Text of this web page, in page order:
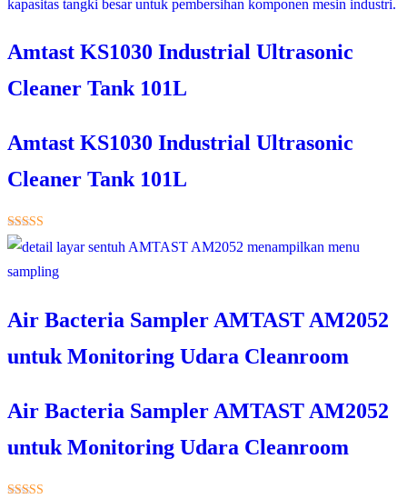
Amtast KS1030 Industrial Ultrasonic
Cleaner Tank 101L
Amtast KS1030 Industrial Ultrasonic
Cleaner Tank 101L
★★★★★
Air Bacteria Sampler AMTAST AM2052
untuk Monitoring Udara Cleanroom
Air Bacteria Sampler AMTAST AM2052
untuk Monitoring Udara Cleanroom